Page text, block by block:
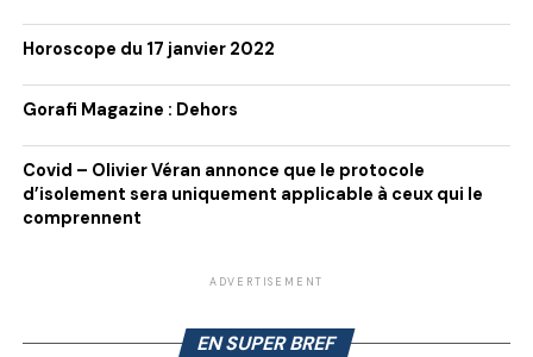
Horoscope du 17 janvier 2022
Gorafi Magazine : Dehors
Covid – Olivier Véran annonce que le protocole
d’isolement sera uniquement applicable à ceux qui le
comprennent
ADVERTISEMENT
EN SUPER BREF